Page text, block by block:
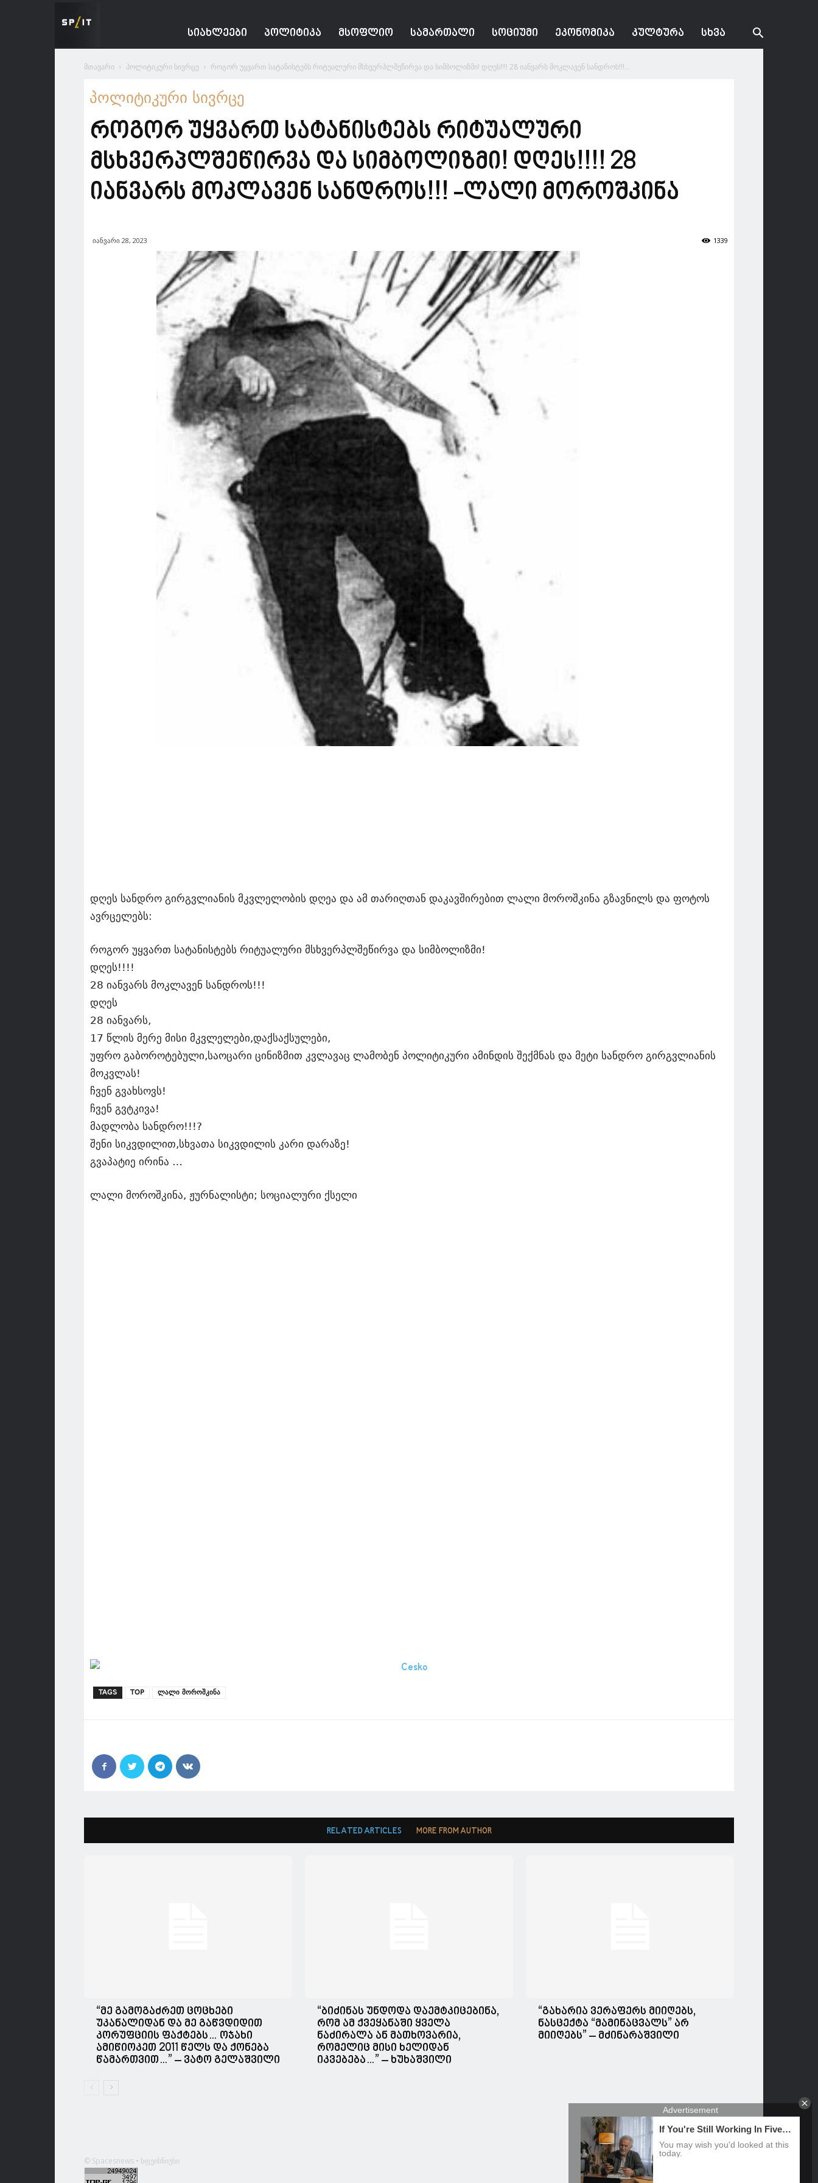
ᲡᲘᲐᲮᲚᲔᲔᲑᲘ ᲞᲝᲚᲘᲢᲘᲙᲐ ᲛᲡᲝᲤᲚᲘᲝ ᲡᲐᲛᲐᲠᲗᲐᲚᲘ ᲡᲝᲪᲘᲣᲛᲘ ᲔᲙᲝᲜᲝᲛᲘᲙᲐ ᲙᲣᲚᲢᲣᲠᲐ ᲡᲮᲕᲐ
მთავარი პოლიტიკური სივრცე როგორ უყვართ სატანისტებს რიტუალური მსხვერპლშეწირვა და სიმბოლიზმი! დღეს!!!! 28 იანვარს მოკლავენ სანდროს!!!...
პოლიტიკური სივრცე
როგორ უყვართ სატანისტებს რიტუალური
მსხვერპლშეწირვა და სიმბოლიზმი! დღეს!!!! 28
იანვარს მოკლავენ სანდროს!!! -ლალი მოროშკინა
იანვარი 28, 2023 1339
დღეს სანდრო გირგვლიანის მკვლელობის დღეა და ამ თარიღთან დაკავშირებით ლალი მოროშკინა გზავნილს და ფოტოს
ავრცელებს:
როგორ უყვართ სატანისტებს რიტუალური მსხვერპლშეწირვა და სიმბოლიზმი!
დღეს!!!!
28 იანვარს მოკლავენ სანდროს!!!
დღეს
28 იანვარს,
17 წლის მერე მისი მკვლელები,დაქსაქსულები,
უფრო გაბოროტებული,საოცარი ცინიზმით კვლავაც ლამობენ პოლიტიკური ამინდის შექმნას და მეტი სანდრო გირგვლიანის
მოკვლას!
ჩვენ გვახსოვს!
ჩვენ გვტკივა!
მადლობა სანდრო!!!?
შენი სიკვდილით,სხვათა სიკვდილის კარი დარაზე!
გვაპატიე ირინა …
ლალი მოროშკინა, ჟურნალისტი; სოციალური ქსელი
TAGS TOP ლალი მოროშკინა
RELATED ARTICLES MORE FROM AUTHOR
“მე გამოგაძრეთ ცოცხები
უკანალიდან და მე გაწვდიდით
კორუფციის ფაქტებს… ოჯახი
ამიწიოკეთ 2011 წელს და ქონება
წამართვით…” – ვატო გელაშვილი
“ბიძინას უნდოდა დაემტკიცებინა,
რომ ამ ქვეყანაში ყველა
ნაძირალა ან მათხოვარია,
რომელიც მისი ხელიდან
იკვებება…” – ხუხაშვილი
“გახარია ვერაფერს მიიღებს,
ნასცექტა “მამინაცვალს” არ
მიიღებს” – მძინარაშვილი
© Spacesnews • სფეისნიუსი